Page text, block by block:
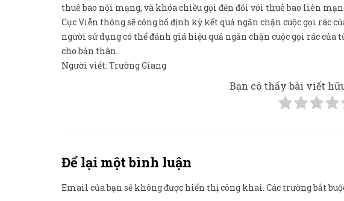
thuê bao nội mạng, và khóa chiều gọi đến đối với thuê bao liên
Cục Viễn thông sẽ công bố định kỳ kết quả ngăn chặn cuộc gọi rác
người sử dụng có thể đánh giá hiệu quả ngăn chặn cuộc gọi rác
cho bản thân.
Người viết: Trường Giang
Bạn có thấy bài viết
Để lại một bình luận
Email của bạn sẽ không được hiển thị công khai. Các trường bắt